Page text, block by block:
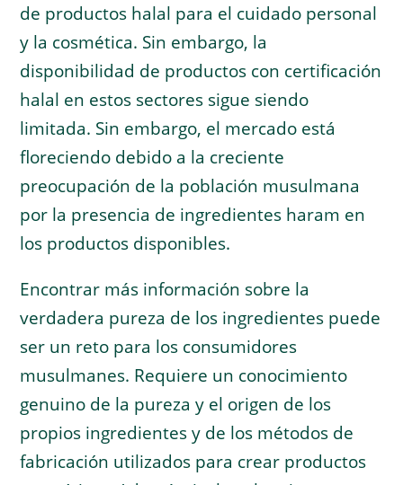
de productos halal para el cuidado personal
y la cosmética. Sin embargo, la
disponibilidad de productos con certificación
halal en estos sectores sigue siendo
limitada. Sin embargo, el mercado está
floreciendo debido a la creciente
preocupación de la población musulmana
por la presencia de ingredientes haram en
los productos disponibles.
Encontrar más información sobre la
verdadera pureza de los ingredientes puede
ser un reto para los consumidores
musulmanes. Requiere un conocimiento
genuino de la pureza y el origen de los
propios ingredientes y de los métodos de
fabricación utilizados para crear productos